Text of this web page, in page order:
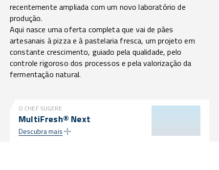
recentemente ampliada com um novo laboratório de
produção.
Aqui nasce uma oferta completa que vai de pães
artesanais à pizza e à pastelaria fresca, um projeto em
constante crescimento, guiado pela qualidade, pelo
controle rigoroso dos processos e pela valorização da
fermentação natural.
O CHEF SUGERE
MultiFresh® Next
Descubra mais